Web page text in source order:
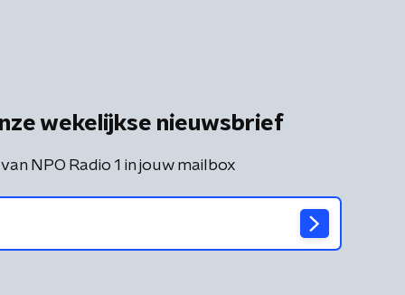
wekelijkse nieuwsbrief
NPO Radio 1 in jouw mailbox